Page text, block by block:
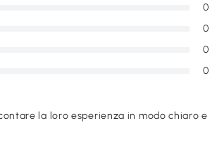
0
0
0
0
la loro esperienza in modo chiaro e